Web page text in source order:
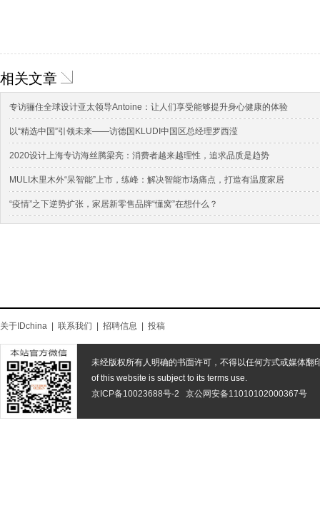
相关文章
专访骊住全球设计亚太领导Antoine：让人们享受能够提升身心健康的体验
以“精选中国”引领未来——访德国KLUDI中国区总经理罗西滢
2020设计上海专访海丝腾梁亮：消费者越来越理性，追求品质是趋势
MULI木里木外“呆智能”上市，练峰：解决智能市场痛点，打造有温度家居
“疫情”之下逆势扩张，家居新零售品牌“懂窝”在想什么？
关于IDchina 联系我们 招聘信息 投稿
未经版权所有人明确的书面许可，不得以任何方式或媒体翻
of this website is subject to its terms use.
京ICP备10023688号-2
京公网安备11010102000367号